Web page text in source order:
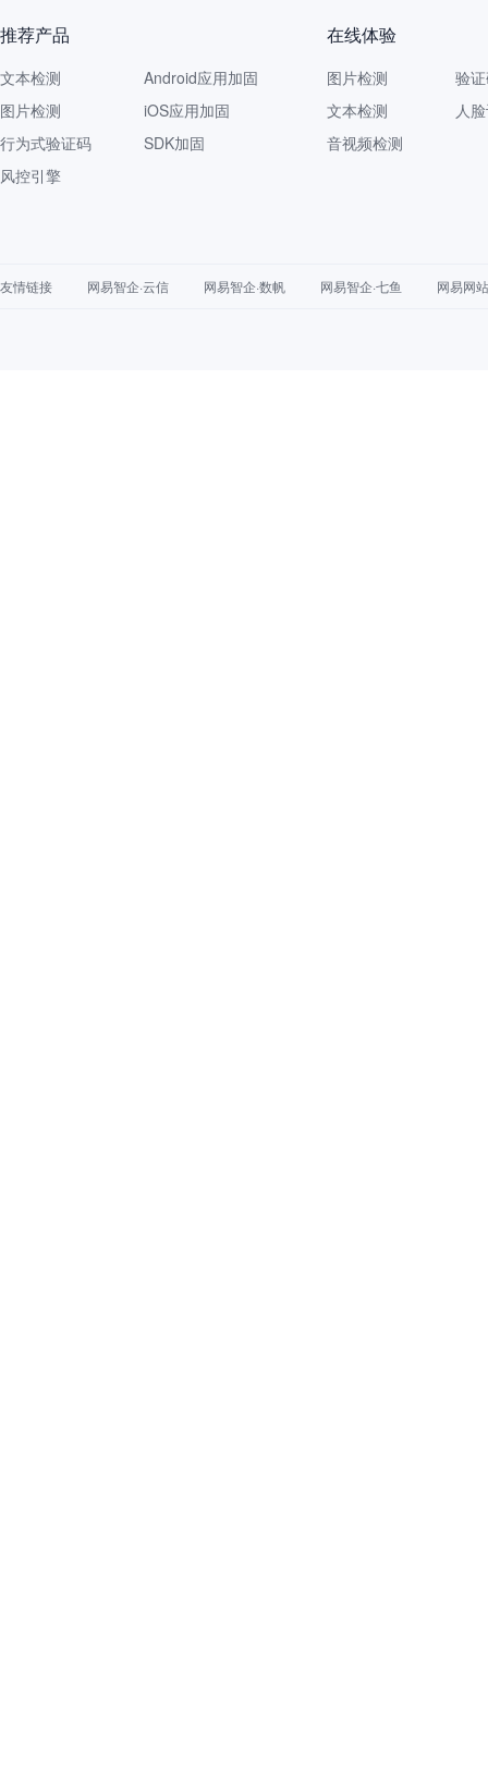
推荐产品
文本检测
图片检测
行为式验证码
风控引擎
Android应用加固
iOS应用加固
SDK加固
在线体验
图片检测
文本检测
音视频检测
验
人
友情链接 网易智企·云信 网易智企·数帆 网易智企·七鱼 网易网